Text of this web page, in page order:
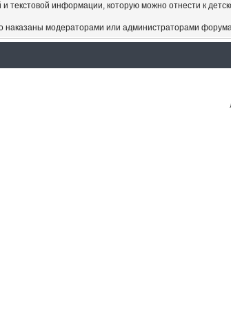
текстовой информации, которую можно отнести к
наказаны модераторами или администраторами